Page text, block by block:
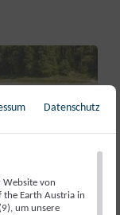
Datenschutz
Website von
the Earth Austria in
um unsere